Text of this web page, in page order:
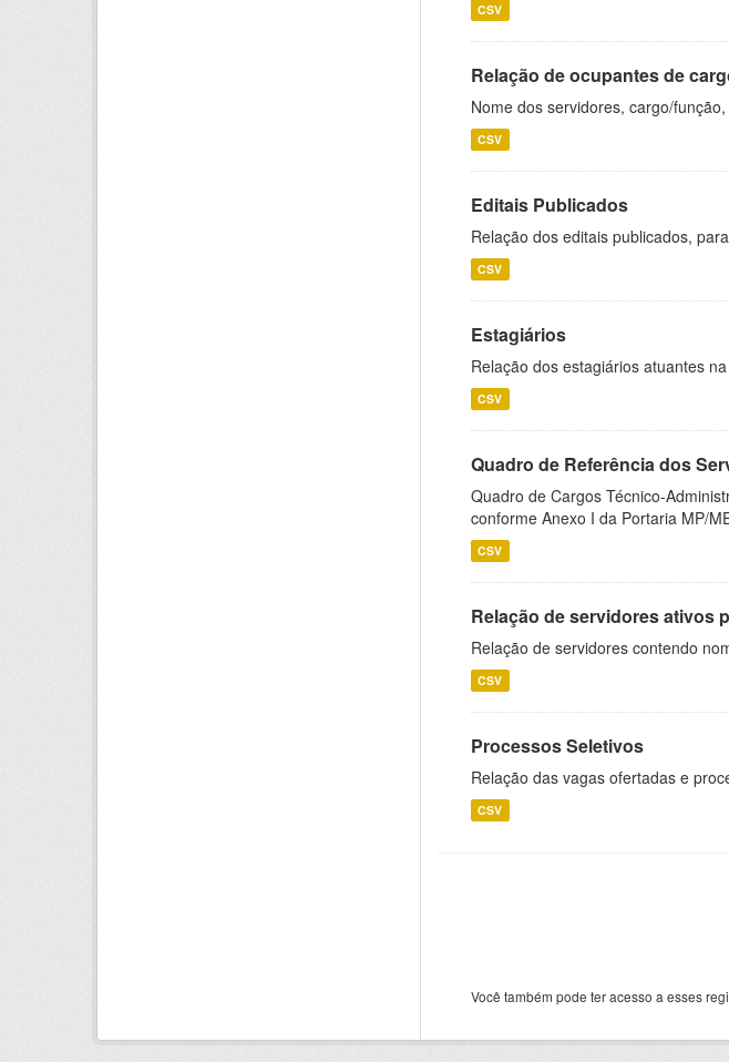
CSV
Relação de ocupantes de
Nome dos servidores, cargo/
CSV
Editais Publicados
Relação dos editais publicados,
CSV
Estagiários
Relação dos estagiários atuantes
CSV
Quadro de Referência dos
Quadro de Cargos Técnico-
conforme Anexo I da Portaria MP/
CSV
Relação de servidores ativos
Relação de servidores contendo
CSV
Processos Seletivos
Relação das vagas ofertadas e
CSV
Você também pode ter acesso a esses